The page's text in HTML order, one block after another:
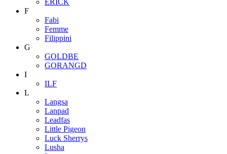
ERICK
F
Fabi
Femme
Filippini
G
GOLDBE
GORANGD
I
ILF
L
Langsa
Lanpad
Leadfas
Little Pigeon
Luck Sherrys
Lusha